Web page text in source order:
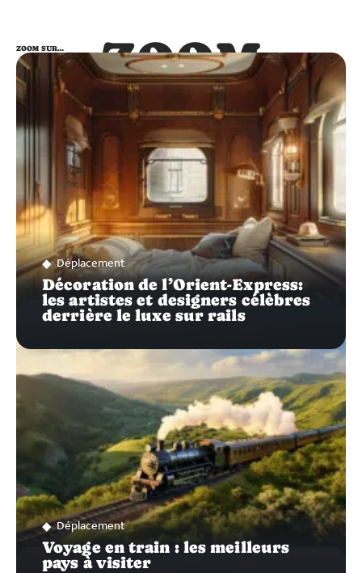
ZOOM
SUR…
ZOOM SUR…
Déplacement
Décoration de l’Orient-Express:
les artistes et designers célèbres
derrière le luxe sur rails
Déplacement
Voyage en train : les meilleurs
pays à visiter